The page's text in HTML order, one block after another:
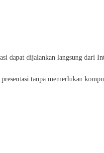
dapat dijalankan langsung dari
tanpa memerlukan